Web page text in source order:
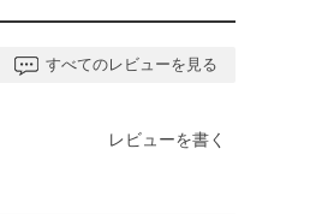
すべてのレビューを見る
レビューを書く